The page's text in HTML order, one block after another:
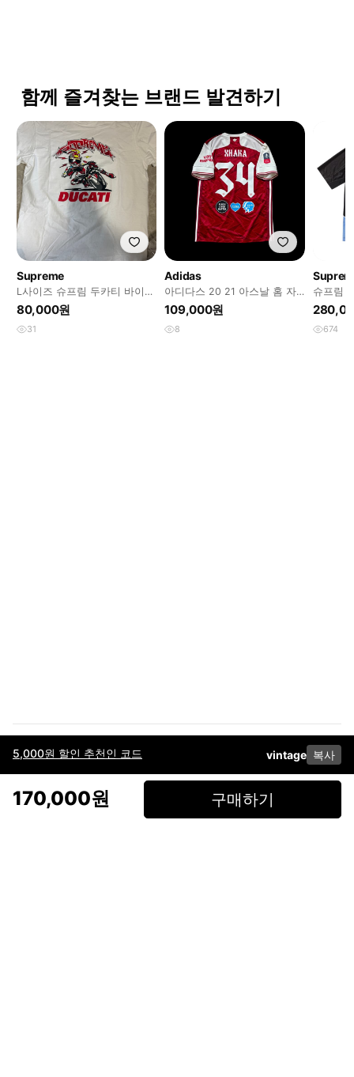
5,000원 할인 추천인 코드 vintage 복사
170,000원 구매하기
함께 즐겨찾는 브랜드 발견하기
Supreme
L사이즈 슈프림 두카티 바이크
티셔츠 화이트 24ss
80,000원
31
Adidas
아디다스 20 21 아스날 홈 자
카 유니폼
109,000원
8
슈프림
블랙 M
674
이용약관고객센터판매개인정보 처리방침사업자 정보다운로드
페이스북